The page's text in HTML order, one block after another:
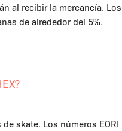
al recibir la mercancía. Los
de alrededor del 5%.
skate. Los números EORI